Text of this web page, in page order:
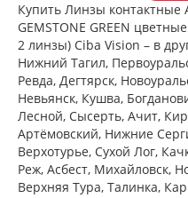
Купить Линзы контактные
GEMSTONE GREEN
2 линзы) Ciba Vision – в
Нижний Тагил,
Ревда, Дегтярск,
Невьянск, Кушва,
Лесной, Сысерть, Ачит,
Артёмовский, Нижние
Верхотурье, Сухой Лог,
Реж, Асбест, Михайловск,
Верхняя Тура, Талинка,